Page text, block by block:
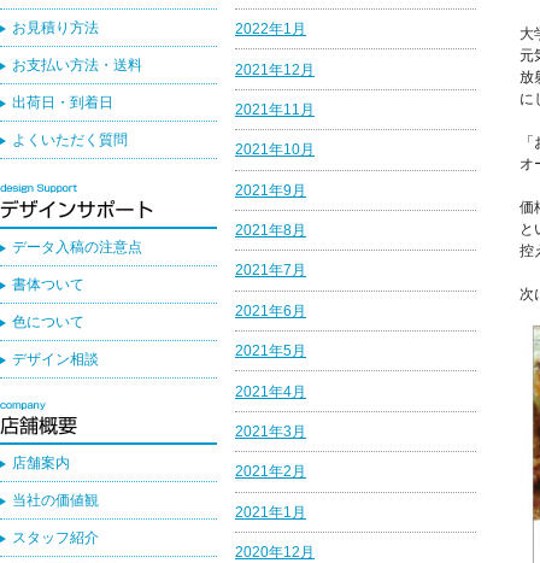
大
元
放
に
オ
価
と
控
次
2022年1月
2021年12月
2021年11月
2021年10月
2021年9月
2021年8月
2021年7月
2021年6月
2021年5月
2021年4月
2021年3月
2021年2月
2021年1月
2020年12月
お見積り方法
お支払い方法・送料
出荷日・到着日
よくいただく質問
データ入稿の注意点
書体ついて
色について
デザイン相談
店舗案内
当社の価値観
スタッフ紹介